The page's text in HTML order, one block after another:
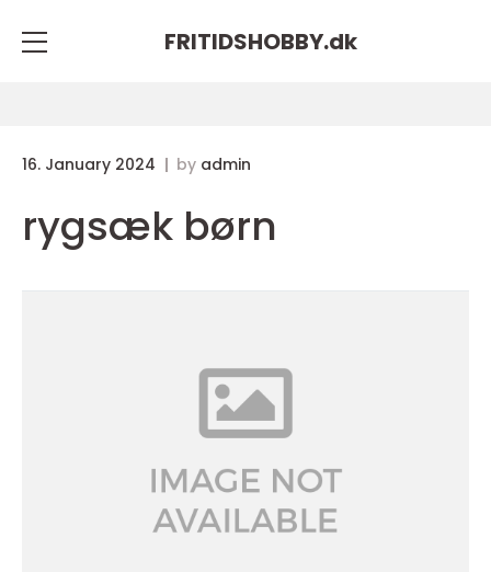
FRITIDSHOBBY.dk
16. January 2024 by admin
rygsæk børn